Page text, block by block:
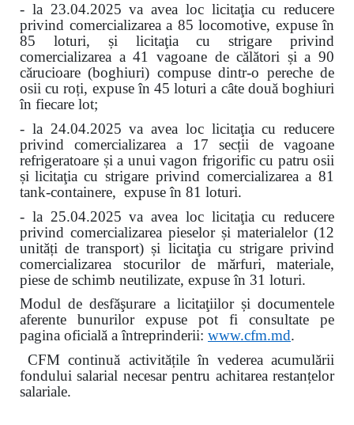
- la 23.04.2025 va avea loc licitaţia cu reducere
privind comercializarea a 85 locomotive, expuse în
85 loturi, și licitaţia cu strigare privind
comercializarea a 41 vagoane de călători și a 90
cărucioare (boghiuri) compuse dintr-o pereche de
osii cu roți, expuse în 45 loturi a câte două boghiuri
în fiecare lot;
- la 24.04.2025 va avea loc licitaţia cu reducere
privind comercializarea a 17 secții de vagoane
refrigeratoare și a unui vagon frigorific cu patru osii
și licitaţia cu strigare privind comercializarea a 81
tank-containere, expuse în 81 loturi.
- la 25.04.2025 va avea loc licitaţia cu reducere
privind comercializarea pieselor și materialelor (12
unități de transport) și licitaţia cu strigare privind
comercializarea stocurilor de mărfuri, materiale,
piese de schimb neutilizate, expuse în 31 loturi.
Modul de desfăşurare a licitaţiilor și documentele
aferente bunurilor expuse pot fi consultate pe
pagina oficială a întreprinderii: www.cfm.md.
CFM continuă activitățile în vederea acumulării
fondului salarial necesar pentru achitarea restanțelor
salariale.